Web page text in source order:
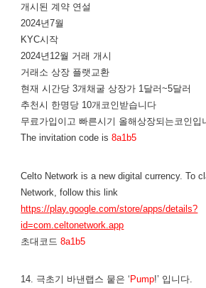
개시된 계약 연설
2024년7월
KYC시작
2024년12월 거래 개시
거래소 상장 플랫교환
현재 시간당 3개채굴 상장가 1달러~5달러
추천시 한명당 10개코인받습니다
무료가입이고 빠른시기 올해상장되는코인입
The invitation code is8a1b5
Celto Network is a new digital currency. To
Network, follow this link
https://play.google.com/store/apps/details?
id=com.celtonetwork.app
초대코드8a1b5
14. 극초기 바낸랩스 뭍은 ‘ Pump!’ 입니다.